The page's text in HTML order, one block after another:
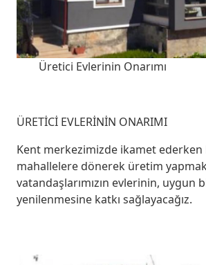
Üretici Evlerinin Onarımı
ÜRETİCİ EVLERİNİN ONARIMI
Kent merkezimizde ikamet ederken
mahallelere dönerek üretim
vatandaşlarımızın evlerinin, uygun
yenilenmesine katkı sağlayacağız.